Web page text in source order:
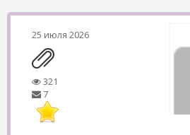
25 июля 2026
321
7